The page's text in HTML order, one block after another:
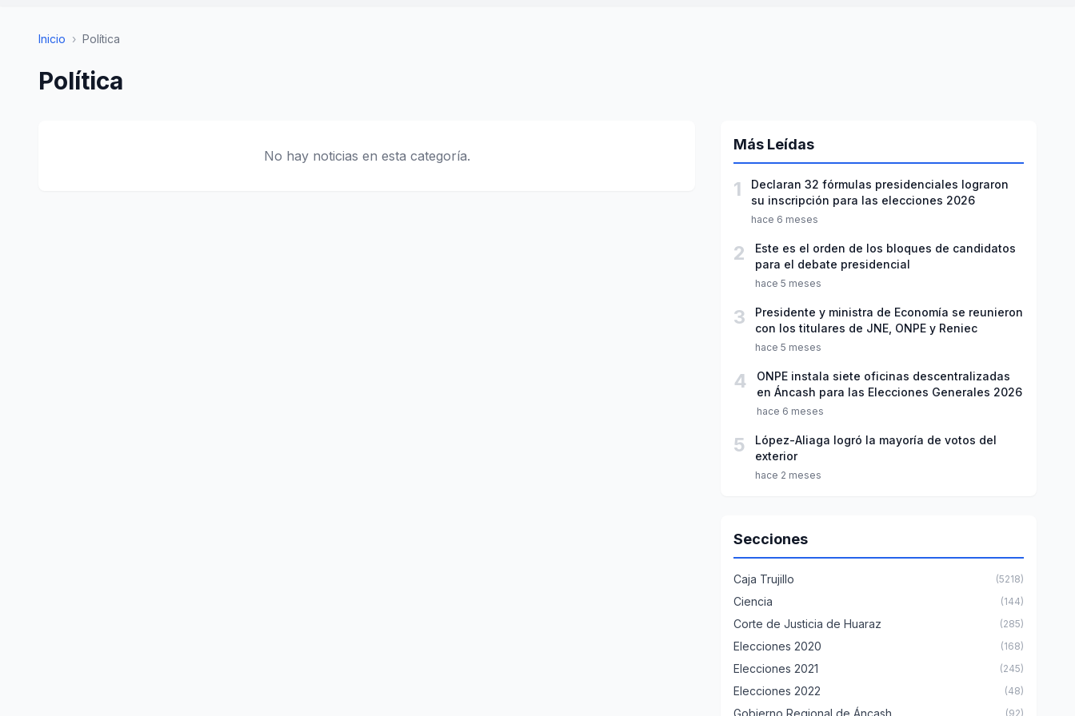
Inicio › Política
Política
No hay noticias en esta categoría.
Más Leídas
1
Declaran 32 fórmulas presidenciales lograron
su inscripción para las elecciones 2026
hace 6 meses
2
Este es el orden de los bloques de candidatos
para el debate presidencial
hace 5 meses
3
Presidente y ministra de Economía se reunieron
con los titulares de JNE, ONPE y Reniec
hace 5 meses
4
ONPE instala siete oficinas descentralizadas
en Áncash para las Elecciones Generales 2026
hace 6 meses
5
López-Aliaga logró la mayoría de votos del
exterior
hace 2 meses
Secciones
Caja Trujillo (5218)
Ciencia (144)
Corte de Justicia de Huaraz (285)
Elecciones 2020 (168)
Elecciones 2021 (245)
Elecciones 2022 (48)
Gobierno Regional de Áncash (92)